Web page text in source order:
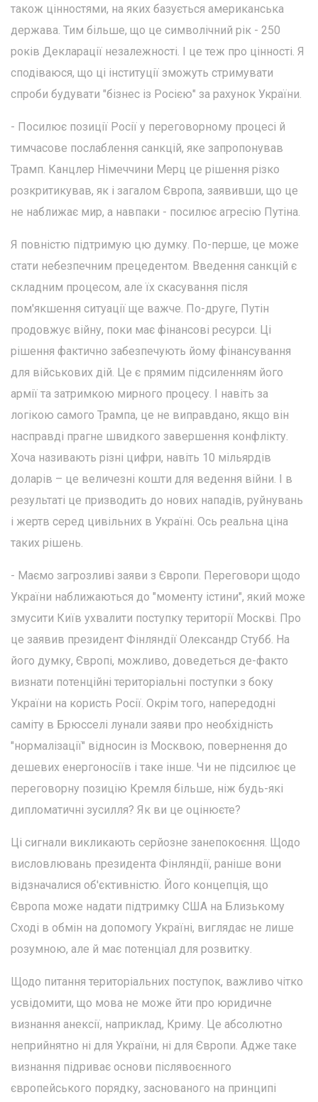
також цінностями, на яких базується американська
держава. Тим більше, що це символічний рік - 250
років Декларації незалежності. І це теж про цінності. Я
сподіваюся, що ці інституції зможуть стримувати
спроби будувати "бізнес із Росією" за рахунок України.
- Посилює позиції Росії у переговорному процесі й
тимчасове послаблення санкцій, яке запропонував
Трамп. Канцлер Німеччини Мерц це рішення різко
розкритикував, як і загалом Європа, заявивши, що це
не наближає мир, а навпаки - посилює агресію Путіна.
Я повністю підтримую цю думку. По-перше, це може
стати небезпечним прецедентом. Введення санкцій є
складним процесом, але їх скасування після
пом'якшення ситуації ще важче. По-друге, Путін
продовжує війну, поки має фінансові ресурси. Ці
рішення фактично забезпечують йому фінансування
для військових дій. Це є прямим підсиленням його
армії та затримкою мирного процесу. І навіть за
логікою самого Трампа, це не виправдано, якщо він
насправді прагне швидкого завершення конфлікту.
Хоча називають різні цифри, навіть 10 мільярдів
доларів – це величезні кошти для ведення війни. І в
результаті це призводить до нових нападів, руйнувань
і жертв серед цивільних в Україні. Ось реальна ціна
таких рішень.
- Маємо загрозливі заяви з Європи. Переговори щодо
України наближаються до "моменту істини", який може
змусити Київ ухвалити поступку території Москві. Про
це заявив президент Фінляндії Олександр Стубб. На
його думку, Європі, можливо, доведеться де-факто
визнати потенційні територіальні поступки з боку
України на користь Росії. Окрім того, напередодні
саміту в Брюсселі лунали заяви про необхідність
"нормалізації" відносин із Москвою, повернення до
дешевих енергоносіїв і таке інше. Чи не підсилює це
переговорну позицію Кремля більше, ніж будь-які
дипломатичні зусилля? Як ви це оцінюєте?
Ці сигнали викликають серйозне занепокоєння. Щодо
висловлювань президента Фінляндії, раніше вони
відзначалися об'єктивністю. Його концепція, що
Європа може надати підтримку США на Близькому
Сході в обмін на допомогу Україні, виглядає не лише
розумною, але й має потенціал для розвитку.
Щодо питання територіальних поступок, важливо чітко
усвідомити, що мова не може йти про юридичне
визнання анексії, наприклад, Криму. Це абсолютно
неприйнятно ні для України, ні для Європи. Адже таке
визнання підриває основи післявоєнного
європейського порядку, заснованого на принципі